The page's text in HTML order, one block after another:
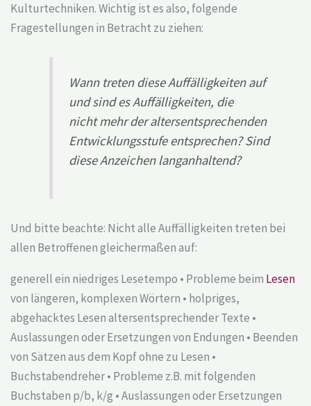
Kulturtechniken. Wichtig ist es also, folgende
Fragestellungen in Betracht zu ziehen:
Wann treten diese Auffälligkeiten auf
und sind es Auffälligkeiten, die
nicht mehr der altersentsprechenden
Entwicklungsstufe entsprechen? Sind
diese Anzeichen langanhaltend?
Und bitte beachte: Nicht alle Auffälligkeiten treten bei
allen Betroffenen gleichermaßen auf:
generell ein niedriges Lesetempo • Probleme beim Lesen
von längeren, komplexen Wörtern • holpriges,
abgehacktes Lesen altersentsprechender Texte •
Auslassungen oder Ersetzungen von Endungen • Beenden
von Sätzen aus dem Kopf ohne zu Lesen •
Buchstabendreher • Probleme z.B. mit folgenden
Buchstaben p/b, k/g • Auslassungen oder Ersetzungen